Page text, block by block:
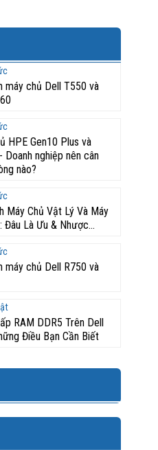
máy chủ Dell T550 và
HPE Gen10 Plus và
Doanh nghiệp nên cân
nào?
Máy Chủ Vật Lý Và Máy
Đâu Là Ưu & Nhược...
máy chủ Dell R750 và
RAM DDR5 Trên Dell
Điều Bạn Cần Biết